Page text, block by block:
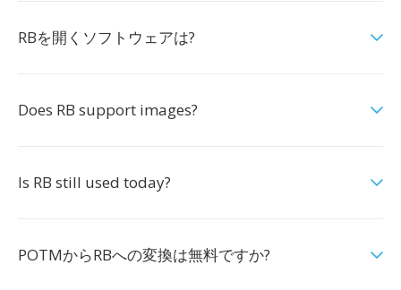
RBを開くソフトウェアは?
Does RB support images?
Is RB still used today?
POTMからRBへの変換は無料ですか?